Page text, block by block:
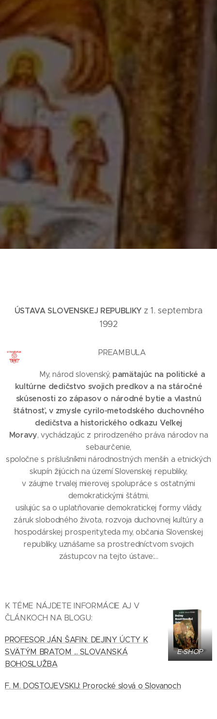
ÚSTAVA SLOVENSKEJ REPUBLIKY z 1. septembra
1992
PREAMBULA
My, národ slovenský, pamätajúc na politické a
kultúrne dedičstvo svojich predkov a na stáročné
skúsenosti zo zápasov o národné bytie a vlastnú
štátnosť, v zmysle cyrilo-metodského duchovného
dedičstva a historického odkazu Veľkej
Moravy, vychádzajúc z prirodzeného práva národov na
sebaurčenie,
spoločne s príslušníkmi národnostných menšín a etnických
skupín žijúcich na území Slovenskej republiky,
v záujme trvalej mierovej spolupráce s ostatnými
demokratickými štátmi,
usilujúc sa o uplatňovanie demokratickej formy vlády,
záruk slobodného života, rozvoja duchovnej kultúry a
hospodárskej prosperity,teda my, občania Slovenskej
republiky, uznášame sa prostredníctvom svojich
zástupcov na tejto ústave:...
E-SHOP
K TÉME NÁJDETE INFORMÁCIE AJ V
ČLÁNKOCH NA BLOGU:
PROFESOR JÁN ŠAFIN: DEJINY ÚCTY K
SVÄTÝM BRATOM ... SLOVANSKÁ
BOHOSLUŽBA
F. M. DOSTOJEVSKIJ: Prorocké slová o Slovanoch